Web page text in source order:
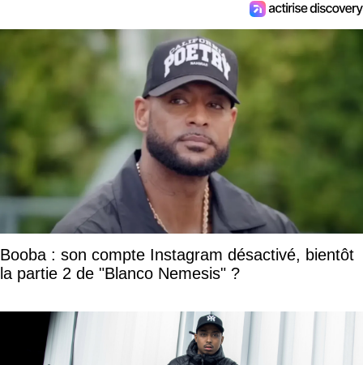
Booba : son compte Instagram désactivé, bientôt
la partie 2 de "Blanco Nemesis" ?